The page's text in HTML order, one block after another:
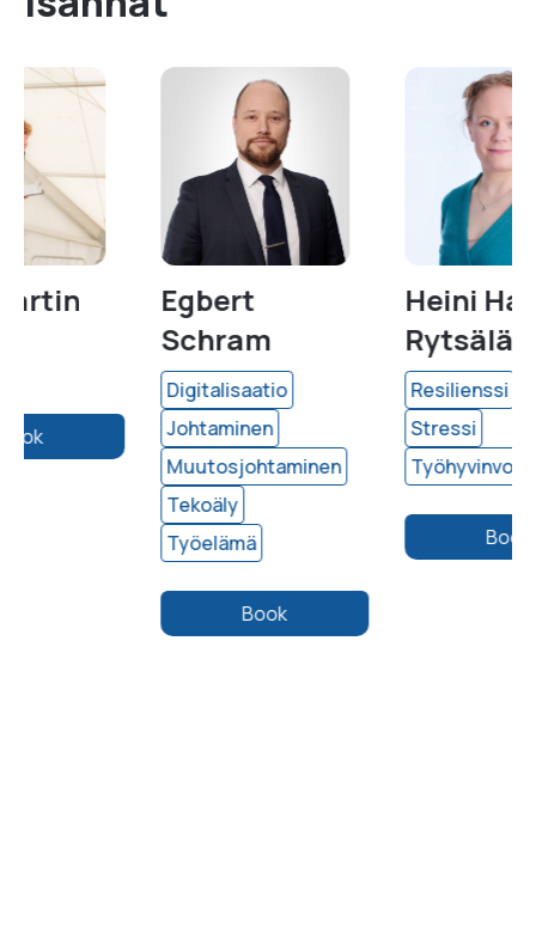
Egbert
Digitalisaatio
Johtaminen
Muutosjohtaminen
Heini Harve-
Työhyvinvointi